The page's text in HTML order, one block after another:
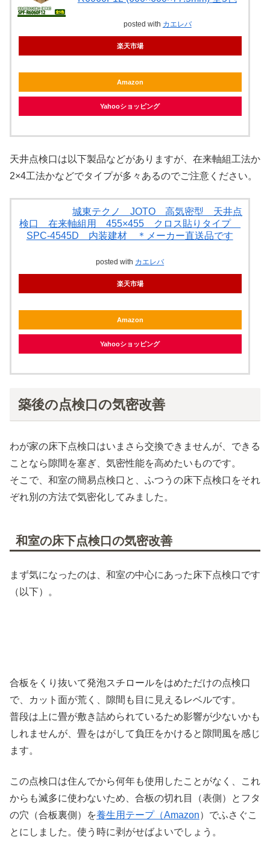
posted with カエレバ
楽天市場
Amazon
Yahooショッピング
天井点検口は以下製品などがありますが、在来軸組工法か
2×4工法かなどでタイプが多々あるのでご注意ください。
城東テクノ JOTO 高気密型 天井点
検口 在来軸組用 455×455 クロス貼りタイプ
SPC-4545D 内装建材 ＊メーカー直送品です
posted with カエレバ
楽天市場
Amazon
Yahooショッピング
築後の点検口の気密改善
わが家の床下点検口はいまさら交換できませんが、できる
ことなら隙間を塞ぎ、気密性能を高めたいものです。
そこで、和室の簡易点検口と、ふつうの床下点検口をそれ
ぞれ別の方法で気密化してみました。
和室の床下点検口の気密改善
まず気になったのは、和室の中心にあった床下点検口です
（以下）。
合板をくり抜いて発泡スチロールをはめただけの点検口
で、カット面が荒く、隙間も目に見えるレベルです。
普段は上に畳が敷き詰められているため影響が少ないかも
しれませんが、畳をはがして負圧をかけると隙間風を感じ
ます。
この点検口は住んでから何年も使用したことがなく、これ
からも滅多に使わないため、合板の切れ目（表側）とフタ
の穴（合板裏側）を養生用テープ（Amazon）でふさぐこ
とにしました。使う時に剥がせばよいでしょう。